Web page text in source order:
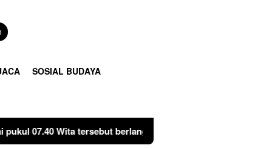
SOSIAL BUDAYA
Edy Sabhara Mangga